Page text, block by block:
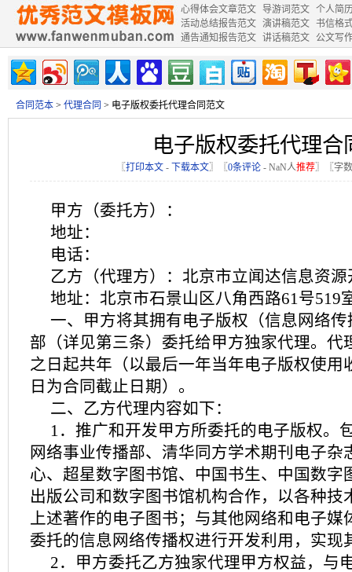
心得体会文章范文 导游词范文 个人简
活动总结报告范文 演讲稿范文 书信格
通告通知报告范文 讲话稿范文 公文写
合同范本 > 代理合同 > 电子版权委托代理合同范文
电子版权委托代理合
〖打印本文 - 下载本文〗〖0条评论 - NaN人推荐〗〖字
甲方（委托方）：
地址：
电话：
乙方（代理方）：北京市立闻达信息资
地址：北京市石景山区八角西路61号519
一、甲方将其拥有电子版权（信息网络
部（详见第三条）委托给甲方独家代理。代
之日起共年（以最后一年当年电子版权使用
日为合同截止日期）。
二、乙方代理内容如下：
1．推广和开发甲方所委托的电子版权。
网络事业传播部、清华同方学术期刊电子杂
心、超星数字图书馆、中国书生、中国数字
出版公司和数字图书馆机构合作，以各种技
上述著作的电子图书；与其他网络和电子媒
委托的信息网络传播权进行开发利用，实现
2．甲方委托乙方独家代理甲方权益，与